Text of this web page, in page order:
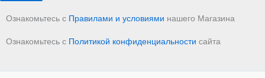
Ознакомьтесь с Правилами и условиями нашего Магазина
Ознакомьтесь с Политикой конфиденциальности сайта